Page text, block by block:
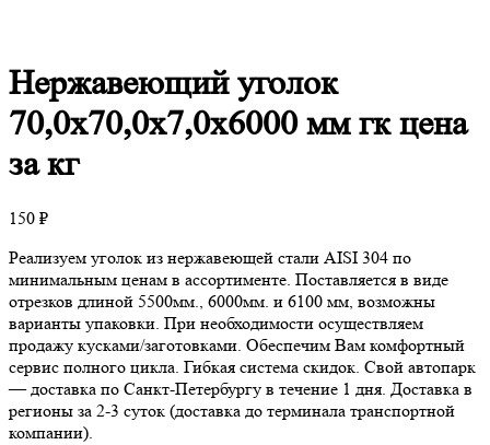
Нержавеющийуголок
70,0х70,0х7,0х6000 мм гк цена
за кг
150 ₽
Реализуем уголок из нержавеющей стали AISI 304 по
минимальным ценам в ассортименте. Поставляется в виде
отрезков длиной 5500мм., 6000мм. и 6100 мм, возможны
варианты упаковки. При необходимости осуществляем
продажу кусками/заготовками. Обеспечим Вам комфортный
сервис полного цикла. Гибкая система скидок. Свой автопарк
— доставка по Санкт-Петербургу в течение 1 дня. Доставка в
регионы за 2-3 суток (доставка до терминала транспортной
компании).